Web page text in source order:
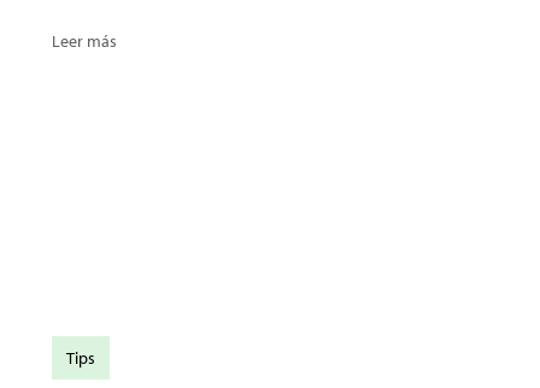
Leer más
Tips